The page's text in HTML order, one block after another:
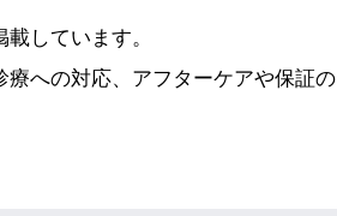
しています。
への対応、アフターケアや保証の